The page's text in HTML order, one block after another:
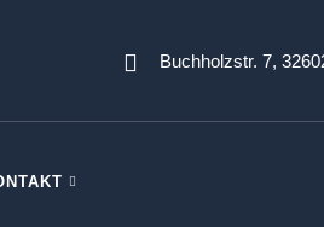
Buchholzstr. 7,